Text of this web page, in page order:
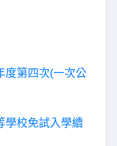
度第四次(一次公
學校免試入學續